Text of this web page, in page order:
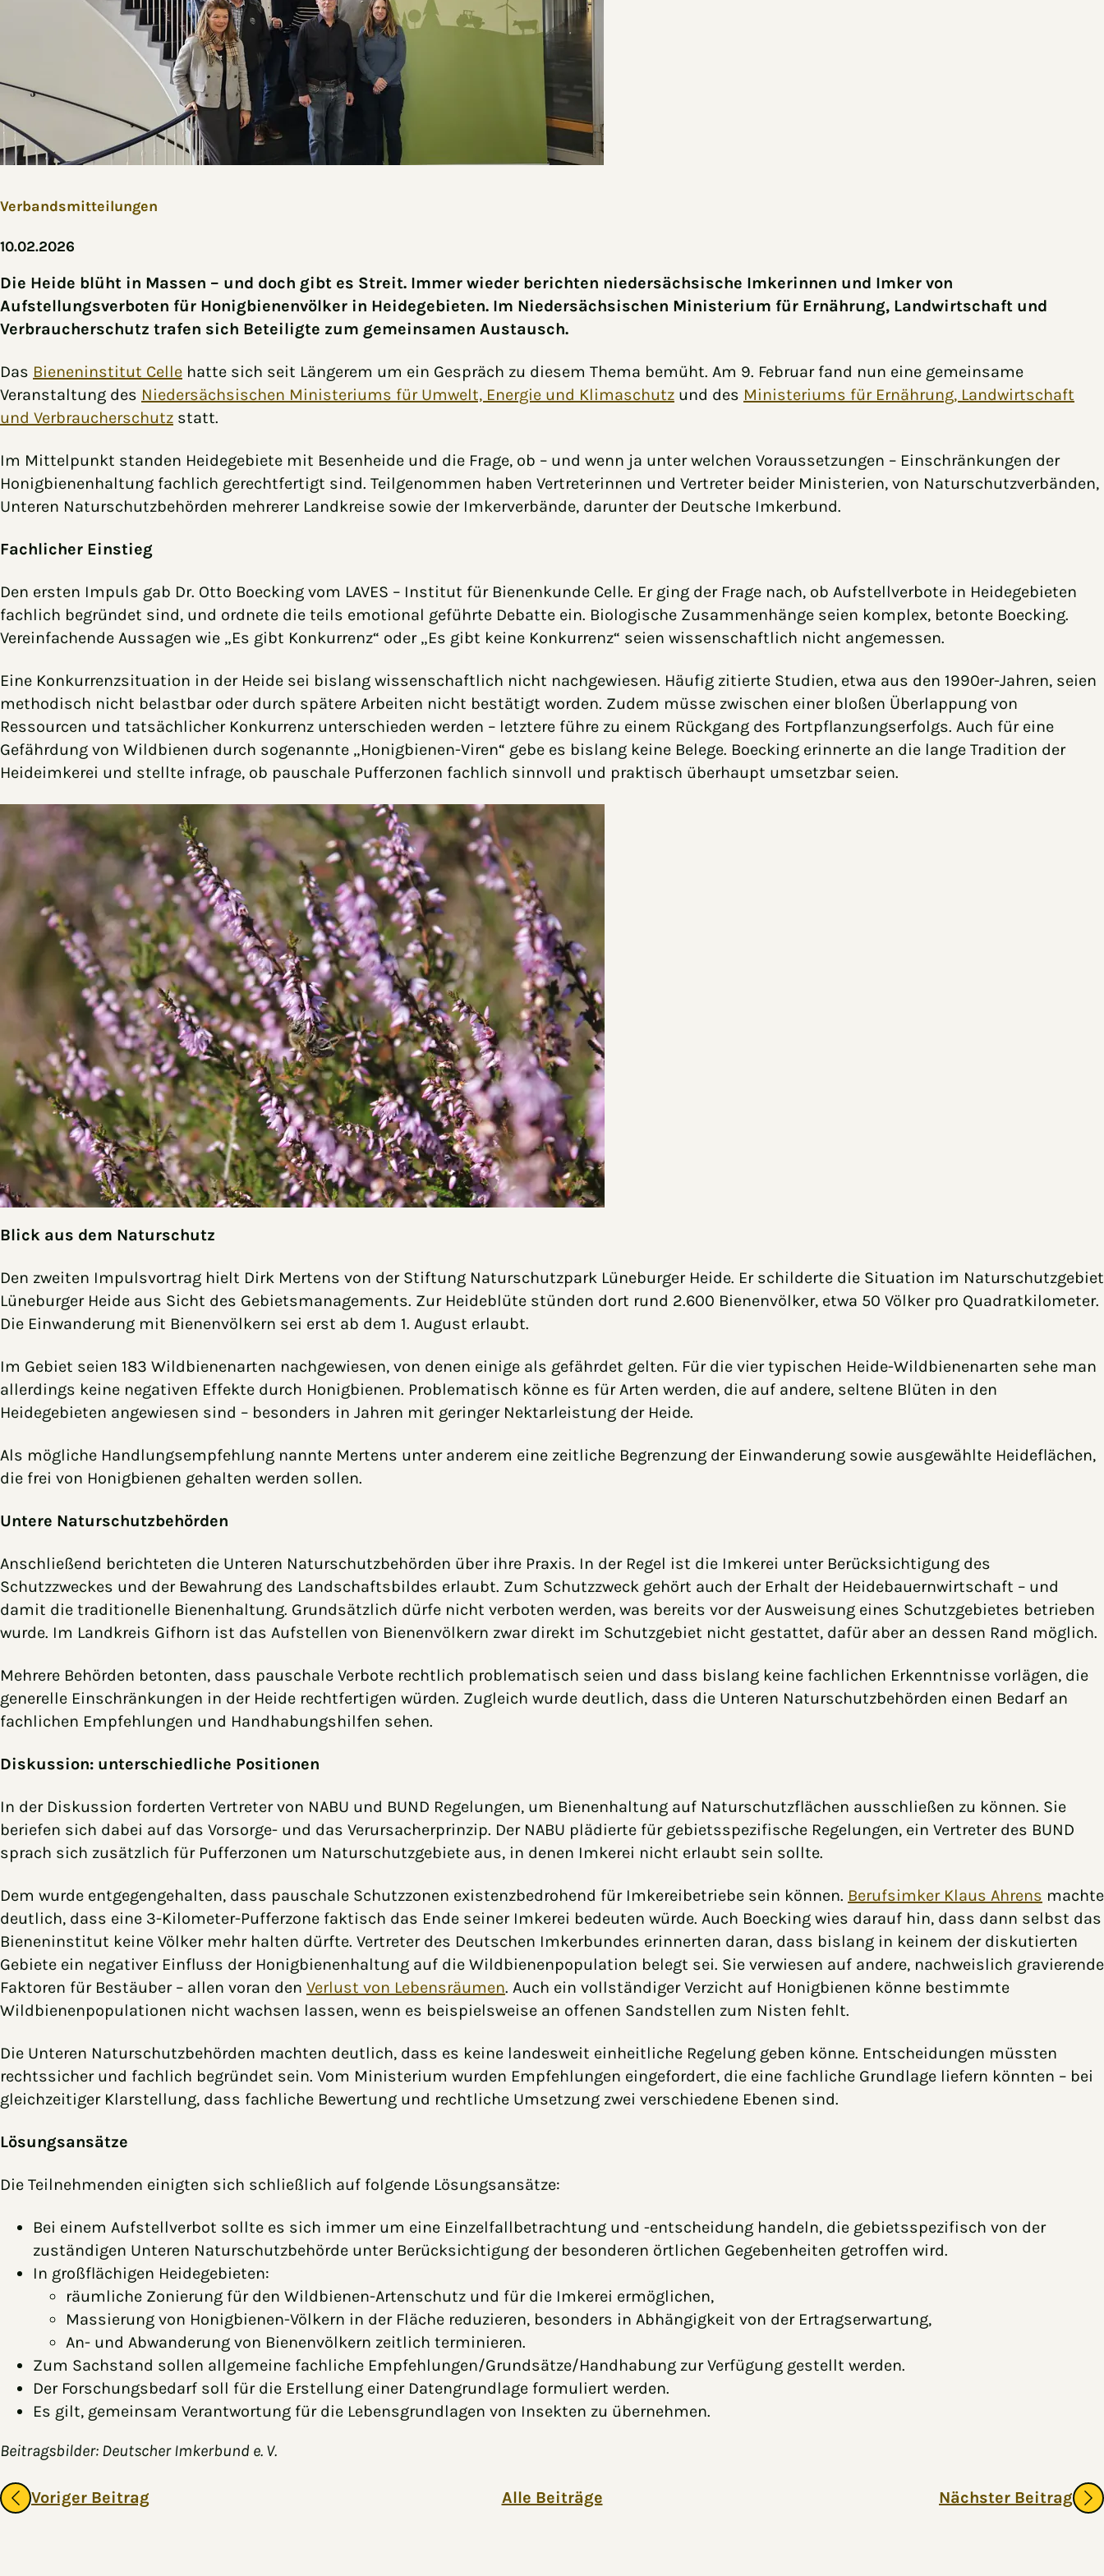
Verbandsmitteilungen
10.02.2026
Die Heide blüht in Massen – und doch gibt es Streit. Immer wieder berichten niedersächsische Imkerinnen und Imker von
Aufstellungsverboten für Honigbienenvölker in Heidegebieten. Im Niedersächsischen Ministerium für Ernährung, Landwirtschaft und
Verbraucherschutz trafen sich Beteiligte zum gemeinsamen Austausch.
Das Bieneninstitut Celle hatte sich seit Längerem um ein Gespräch zu diesem Thema bemüht. Am 9. Februar fand nun eine gemeinsame
Veranstaltung des Niedersächsischen Ministeriums für Umwelt, Energie und Klimaschutz und des Ministeriums für Ernährung, Landwirtschaft
und Verbraucherschutz statt.
Im Mittelpunkt standen Heidegebiete mit Besenheide und die Frage, ob – und wenn ja unter welchen Voraussetzungen – Einschränkungen der
Honigbienenhaltung fachlich gerechtfertigt sind. Teilgenommen haben Vertreterinnen und Vertreter beider Ministerien, von Naturschutzverbänden,
Unteren Naturschutzbehörden mehrerer Landkreise sowie der Imkerverbände, darunter der Deutsche Imkerbund.
Fachlicher Einstieg
Den ersten Impuls gab Dr. Otto Boecking vom LAVES – Institut für Bienenkunde Celle. Er ging der Frage nach, ob Aufstellverbote in Heidegebieten
fachlich begründet sind, und ordnete die teils emotional geführte Debatte ein. Biologische Zusammenhänge seien komplex, betonte Boecking.
Vereinfachende Aussagen wie „Es gibt Konkurrenz“ oder „Es gibt keine Konkurrenz“ seien wissenschaftlich nicht angemessen.
Eine Konkurrenzsituation in der Heide sei bislang wissenschaftlich nicht nachgewiesen. Häufig zitierte Studien, etwa aus den 1990er-Jahren, seien
methodisch nicht belastbar oder durch spätere Arbeiten nicht bestätigt worden. Zudem müsse zwischen einer bloßen Überlappung von
Ressourcen und tatsächlicher Konkurrenz unterschieden werden – letztere führe zu einem Rückgang des Fortpflanzungserfolgs. Auch für eine
Gefährdung von Wildbienen durch sogenannte „Honigbienen-Viren“ gebe es bislang keine Belege. Boecking erinnerte an die lange Tradition der
Heideimkerei und stellte infrage, ob pauschale Pufferzonen fachlich sinnvoll und praktisch überhaupt umsetzbar seien.
Blick aus dem Naturschutz
Den zweiten Impulsvortrag hielt Dirk Mertens von der Stiftung Naturschutzpark Lüneburger Heide. Er schilderte die Situation im Naturschutzgebiet
Lüneburger Heide aus Sicht des Gebietsmanagements. Zur Heideblüte stünden dort rund 2.600 Bienenvölker, etwa 50 Völker pro Quadratkilometer.
Die Einwanderung mit Bienenvölkern sei erst ab dem 1. August erlaubt.
Im Gebiet seien 183 Wildbienenarten nachgewiesen, von denen einige als gefährdet gelten. Für die vier typischen Heide-Wildbienenarten sehe man
allerdings keine negativen Effekte durch Honigbienen. Problematisch könne es für Arten werden, die auf andere, seltene Blüten in den
Heidegebieten angewiesen sind – besonders in Jahren mit geringer Nektarleistung der Heide.
Als mögliche Handlungsempfehlung nannte Mertens unter anderem eine zeitliche Begrenzung der Einwanderung sowie ausgewählte Heideflächen,
die frei von Honigbienen gehalten werden sollen.
Untere Naturschutzbehörden
Anschließend berichteten die Unteren Naturschutzbehörden über ihre Praxis. In der Regel ist die Imkerei unter Berücksichtigung des
Schutzzweckes und der Bewahrung des Landschaftsbildes erlaubt. Zum Schutzzweck gehört auch der Erhalt der Heidebauernwirtschaft – und
damit die traditionelle Bienenhaltung. Grundsätzlich dürfe nicht verboten werden, was bereits vor der Ausweisung eines Schutzgebietes betrieben
wurde. Im Landkreis Gifhorn ist das Aufstellen von Bienenvölkern zwar direkt im Schutzgebiet nicht gestattet, dafür aber an dessen Rand möglich.
Mehrere Behörden betonten, dass pauschale Verbote rechtlich problematisch seien und dass bislang keine fachlichen Erkenntnisse vorlägen, die
generelle Einschränkungen in der Heide rechtfertigen würden. Zugleich wurde deutlich, dass die Unteren Naturschutzbehörden einen Bedarf an
fachlichen Empfehlungen und Handhabungshilfen sehen.
Diskussion: unterschiedliche Positionen
In der Diskussion forderten Vertreter von NABU und BUND Regelungen, um Bienenhaltung auf Naturschutzflächen ausschließen zu können. Sie
beriefen sich dabei auf das Vorsorge- und das Verursacherprinzip. Der NABU plädierte für gebietsspezifische Regelungen, ein Vertreter des BUND
sprach sich zusätzlich für Pufferzonen um Naturschutzgebiete aus, in denen Imkerei nicht erlaubt sein sollte.
Dem wurde entgegengehalten, dass pauschale Schutzzonen existenzbedrohend für Imkereibetriebe sein können. Berufsimker Klaus Ahrens machte
deutlich, dass eine 3-Kilometer-Pufferzone faktisch das Ende seiner Imkerei bedeuten würde. Auch Boecking wies darauf hin, dass dann selbst das
Bieneninstitut keine Völker mehr halten dürfte. Vertreter des Deutschen Imkerbundes erinnerten daran, dass bislang in keinem der diskutierten
Gebiete ein negativer Einfluss der Honigbienenhaltung auf die Wildbienenpopulation belegt sei. Sie verwiesen auf andere, nachweislich gravierende
Faktoren für Bestäuber – allen voran den Verlust von Lebensräumen. Auch ein vollständiger Verzicht auf Honigbienen könne bestimmte
Wildbienenpopulationen nicht wachsen lassen, wenn es beispielsweise an offenen Sandstellen zum Nisten fehlt.
Die Unteren Naturschutzbehörden machten deutlich, dass es keine landesweit einheitliche Regelung geben könne. Entscheidungen müssten
rechtssicher und fachlich begründet sein. Vom Ministerium wurden Empfehlungen eingefordert, die eine fachliche Grundlage liefern könnten – bei
gleichzeitiger Klarstellung, dass fachliche Bewertung und rechtliche Umsetzung zwei verschiedene Ebenen sind.
Lösungsansätze
Die Teilnehmenden einigten sich schließlich auf folgende Lösungsansätze:
Bei einem Aufstellverbot sollte es sich immer um eine Einzelfallbetrachtung und -entscheidung handeln, die gebietsspezifisch von der
zuständigen Unteren Naturschutzbehörde unter Berücksichtigung der besonderen örtlichen Gegebenheiten getroffen wird.
In großflächigen Heidegebieten:
räumliche Zonierung für den Wildbienen-Artenschutz und für die Imkerei ermöglichen,
Massierung von Honigbienen-Völkern in der Fläche reduzieren, besonders in Abhängigkeit von der Ertragserwartung,
An- und Abwanderung von Bienenvölkern zeitlich terminieren.
Zum Sachstand sollen allgemeine fachliche Empfehlungen/Grundsätze/Handhabung zur Verfügung gestellt werden.
Der Forschungsbedarf soll für die Erstellung einer Datengrundlage formuliert werden.
Es gilt, gemeinsam Verantwortung für die Lebensgrundlagen von Insekten zu übernehmen.
Beitragsbilder: Deutscher Imkerbund e. V.
Gehe zu vorherigen oder nächsten Beiträgen
Voriger Beitrag Alle Beiträge Nächster Beitrag